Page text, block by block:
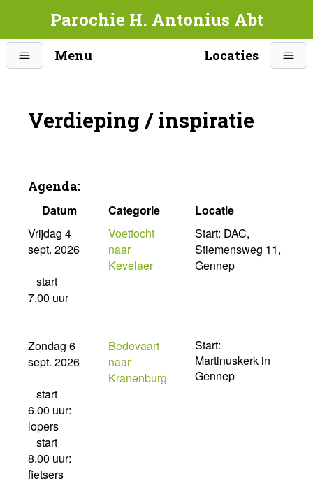
Parochie H. Antonius Abt
Menu Locaties
Verdieping / inspiratie
Agenda:
Datum Categorie
Locatie
Vrijdag 4
sept. 2026
start
7.00 uur
Voettocht
naar
Kevelaer
Start: DAC,
Stiemensweg 11,
Gennep
Zondag 6
sept. 2026
start
6.00 uur:
lopers
start
8.00 uur:
fietsers
Bedevaart
naar
Kranenburg
Start:
Martinuskerk in
Gennep